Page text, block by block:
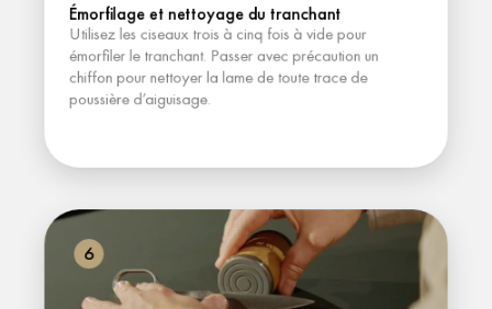
Émorfilage et nettoyage du tranchant
Utilisez les ciseaux trois à cinq fois à vide pour
émorfiler le tranchant. Passer avec précaution un
chiffon pour nettoyer la lame de toute trace de
poussière d’aiguisage.
6